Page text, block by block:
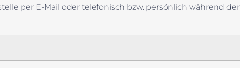
per E-Mail oder telefonisch bzw. persönlich während der